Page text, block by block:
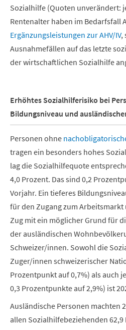
Sozialhilfe (Quoten unverändert:
Rentenalter haben im Bedarfsfall
Ergänzungsleistungen zur AHV/IV,
Ausnahmefällen auf das letzte
der wirtschaftlichen Sozialhilfe
Erhöhtes Sozialhilferisiko bei
Bildungsniveau und
Personen ohne
tragen ein besonders hohes
lag die Sozialhilfequote
4,0 Prozent. Das sind 0,2
Vorjahr. Ein tieferes
für den Zugang zum
Zug mit ein möglicher Grund für
der ausländischen
Schweizer/innen. Sowohl die
Zuger/innen schweizerischer
Prozentpunkt auf 0,7%) als auch
0,3 Prozentpunkte auf 2,9%) ist
Ausländische Personen machten
allen Sozialhilfebeziehenden